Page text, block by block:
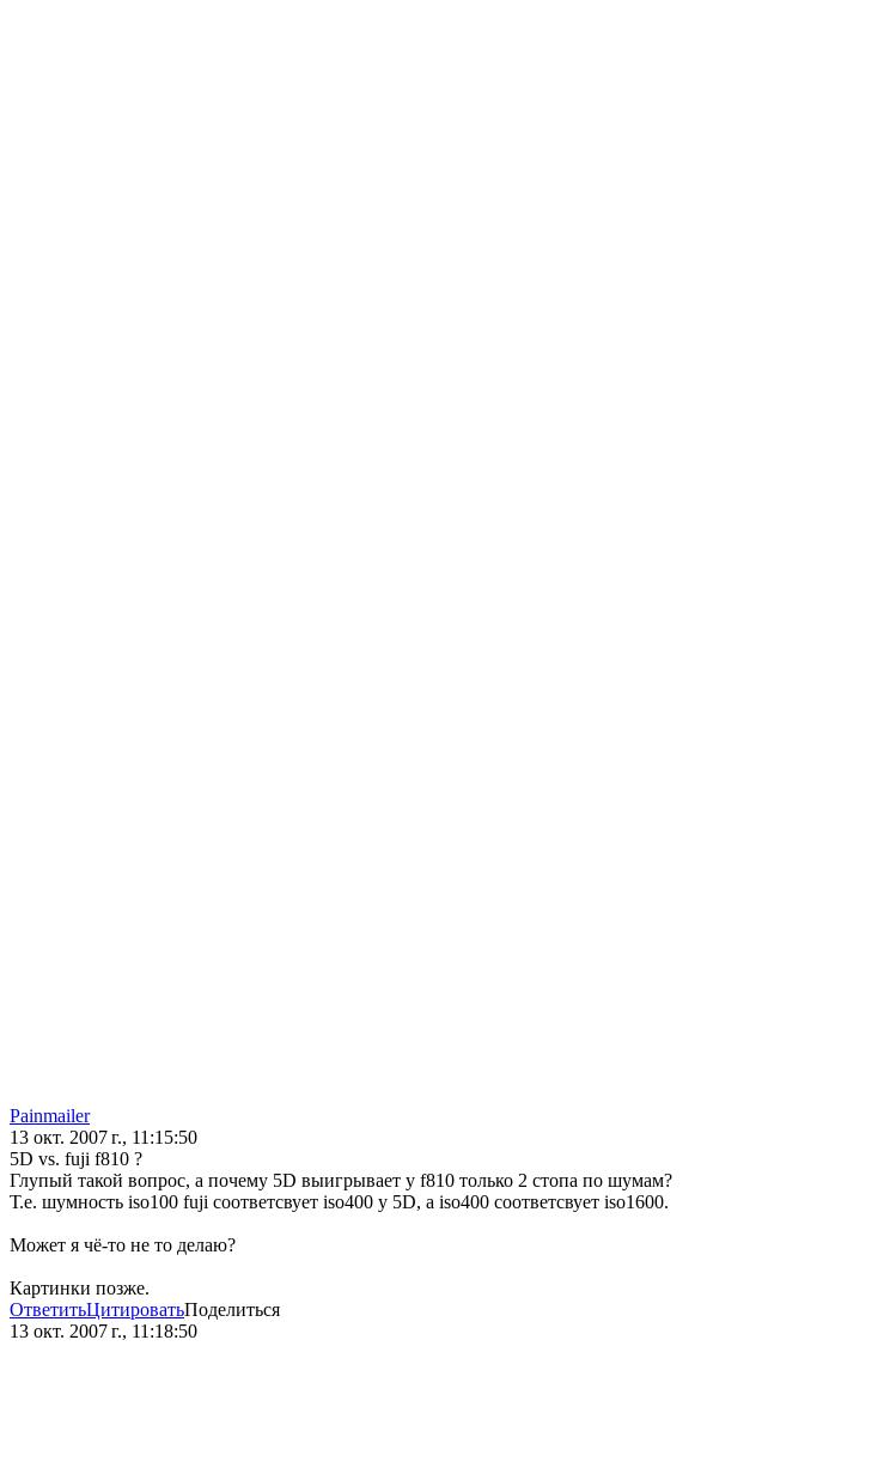
Painmailer
13 окт. 2007 г., 11:15:50
5D vs. fuji f810 ?
Глупый такой вопрос, а почему 5D выигрывает у f810 только 2 стопа по шумам?
Т.е. шумность iso100 fuji соответсвует iso400 у 5D, а iso400 соответсвует iso1600.
Может я чё-то не то делаю?
Картинки позже.
ОтветитьЦитироватьПоделиться
13 окт. 2007 г., 11:18:50